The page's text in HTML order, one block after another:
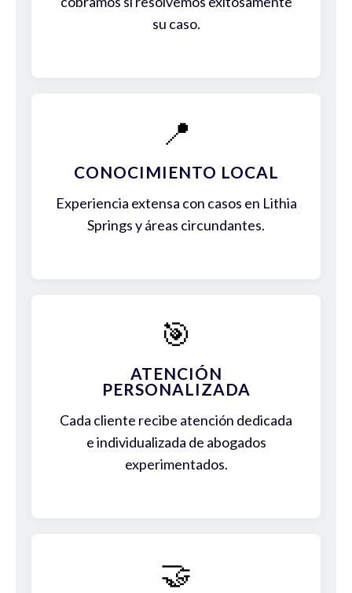
su caso.
📍
CONOCIMIENTO LOCAL
Experiencia extensa con casos en Lithia
Springs y áreas circundantes.
🎯
ATENCIÓN
PERSONALIZADA
Cada cliente recibe atención dedicada
e individualizada de abogados
experimentados.
🤝